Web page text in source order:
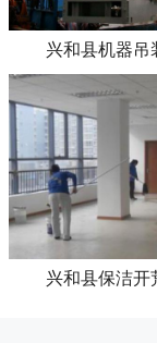
兴和县机器吊
兴和县保洁开